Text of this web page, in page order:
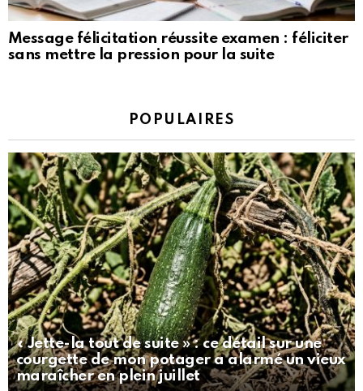
Message félicitation réussite examen : féliciter
sans mettre la pression pour la suite
POPULAIRES
« Jette-la tout de suite » : ce détail sur une
courgette de mon potager a alarmé un vieux
maraîcher en plein juillet